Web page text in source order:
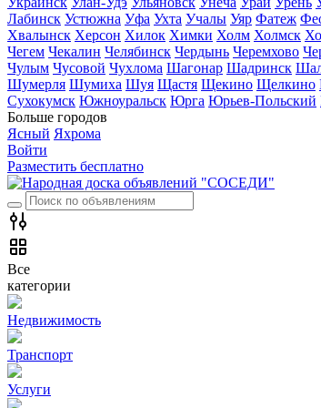
Лабинск Устюжна Уфа Ухта Учалы Уяр Фатеж
Хвалынск Херсон Хилок Химки Холм Холмск
Чегем Чекалин Челябинск Чердынь Черемхово
Чулым Чусовой Чухлома Шагонар Шадринск
Шумерля Шумиха Шуя Щастя Щекино Щелкино
Сухокумск Южноуральск Юрга Юрьев-Польский
Больше городов
Ясный Яхрома
Войти
Разместить бесплатно
Все
категории
Недвижимость
Транспорт
Услуги